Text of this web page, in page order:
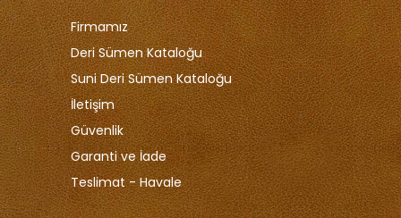
Firmamız
Deri Sümen Kataloğu
Suni Deri Sümen Kataloğu
İletişim
Güvenlik
Garanti ve İade
Teslimat - Havale